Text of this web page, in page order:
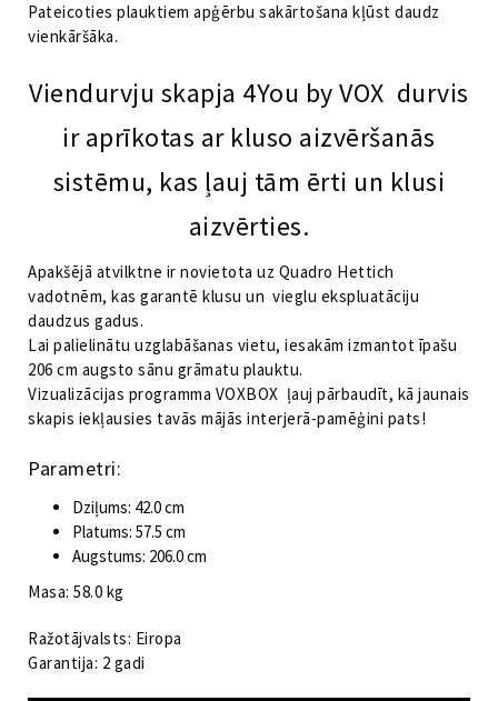
Pateicoties plauktiem apģērbu sakārtošana kļūst daudz
vienkāršāka.
Viendurvju skapja 4You by VOX durvis
ir aprīkotas ar kluso aizvēršanās
sistēmu, kas ļauj tām ērti un klusi
aizvērties.
Apakšējā atvilktne ir novietota uz Quadro Hettich
vadotnēm, kas garantē klusu un vieglu ekspluatāciju
daudzus gadus.
Lai palielinātu uzglabāšanas vietu, iesakām izmantot īpašu
206 cm augsto sānu grāmatu plauktu.
Vizualizācijas programma VOXBOX ļauj pārbaudīt, kā jaunais
skapis iekļausies tavās mājās interjerā-pamēģini pats!
Parametri:
Dziļums: 42.0 cm
Platums: 57.5 cm
Augstums: 206.0 cm
Masa: 58.0 kg
Ražotājvalsts: Eiropa
Garantija: 2 gadi